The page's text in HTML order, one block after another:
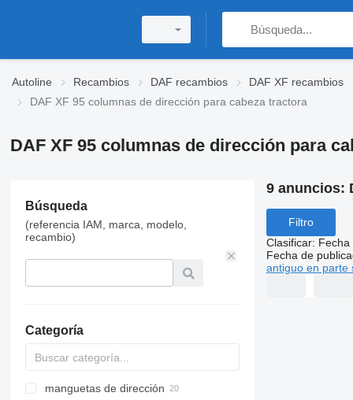
Autoline Recambios DAF recambios DAF XF recambios
DAF XF 95 columnas de dirección para cabeza tractora
DAF XF 95 columnas de dirección para
Búsqueda
(referencia IAM, marca, modelo,
recambio)
Categoría
manguetas de dirección
9 anuncios:
Filtro
Clasificar: Fecha
Fecha de
antiguo en parte